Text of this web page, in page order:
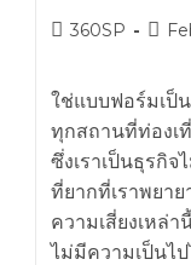
360SP
ใช่แบบฟอร์มเป็
ทุกสถานที่ท่องเ
ซึ่งเราเป็นธุรกิจ
ที่ยากที่เราพยา
ความเสี่ยงเหล่
ไม่มีความเป็นไ